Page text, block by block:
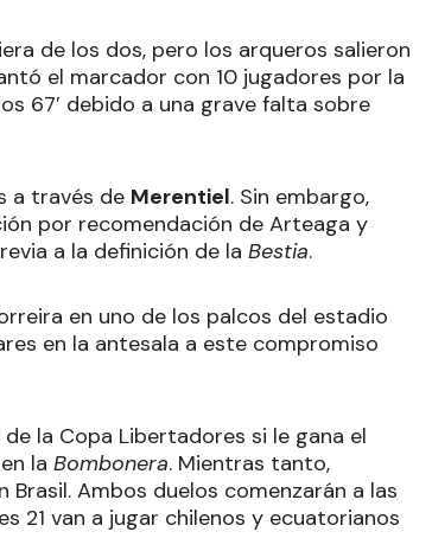
de los dos, pero los arqueros salieron
el marcador con 10 jugadores por la
67′ debido a una grave falta sobre
a través de Merentiel. Sin embargo,
por recomendación de Arteaga y
a la definición de la Bestia.
en uno de los palcos del estadio
en la antesala a este compromiso
la Copa Libertadores si le gana el
en la Bombonera. Mientras tanto,
Brasil. Ambos duelos comenzarán a las
21 van a jugar chilenos y ecuatorianos